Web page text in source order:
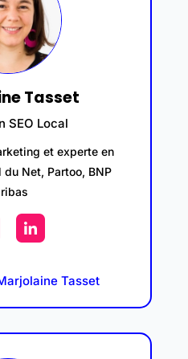
Tasset
SEO Local
et experte en
du Net, Partoo, BNP
Tasset